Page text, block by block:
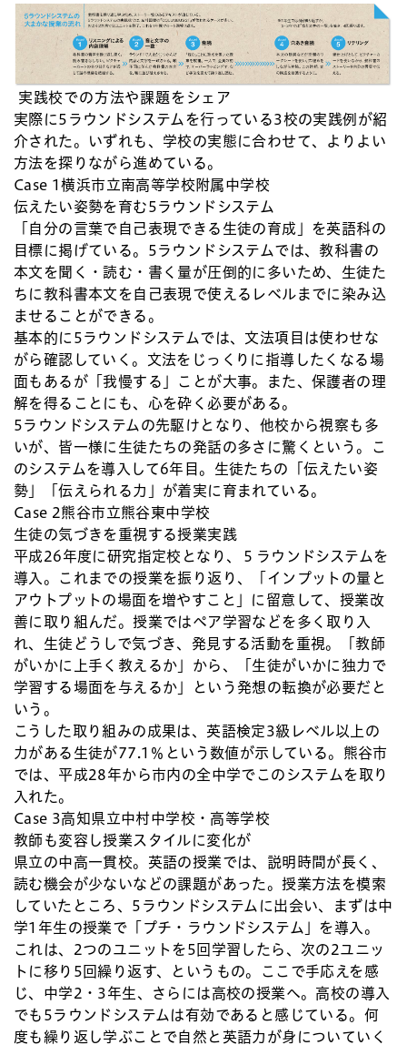
実践校での方法や課題をシェア
実際に5ラウンドシステムを行っている3校の実践例が紹
介された。いずれも、学校の実態に合わせて、よりよい
方法を探りながら進めている。
Case 1横浜市立南高等学校附属中学校
伝えたい姿勢を育む5ラウンドシステム
「自分の言葉で自己表現できる生徒の育成」を英語科の
目標に掲げている。5ラウンドシステムでは、教科書の
本文を聞く・読む・書く量が圧倒的に多いため、生徒た
ちに教科書本文を自己表現で使えるレベルまでに染み込
ませることができる。
基本的に5ラウンドシステムでは、文法項目は使わせな
がら確認していく。文法をじっくりに指導したくなる場
面もあるが「我慢する」ことが大事。また、保護者の理
解を得ることにも、心を砕く必要がある。
5ラウンドシステムの先駆けとなり、他校から視察も多
いが、皆一様に生徒たちの発話の多さに驚くという。こ
のシステムを導入して6年目。生徒たちの「伝えたい姿
勢」「伝えられる力」が着実に育まれている。
Case 2熊谷市立熊谷東中学校
生徒の気づきを重視する授業実践
平成26年度に研究指定校となり、５ラウンドシステムを
導入。これまでの授業を振り返り、「インプットの量と
アウトプットの場面を増やすこと」に留意して、授業改
善に取り組んだ。授業ではペア学習などを多く取り入
れ、生徒どうしで気づき、発見する活動を重視。「教師
がいかに上手く教えるか」から、「生徒がいかに独力で
学習する場面を与えるか」という発想の転換が必要だと
いう。
こうした取り組みの成果は、英語検定3級レベル以上の
力がある生徒が77.1％という数値が示している。熊谷市
では、平成28年から市内の全中学でこのシステムを取り
入れた。
Case 3高知県立中村中学校・高等学校
教師も変容し授業スタイルに変化が
県立の中高一貫校。英語の授業では、説明時間が長く、
読む機会が少ないなどの課題があった。授業方法を模索
していたところ、5ラウンドシステムに出会い、まずは中
学1年生の授業で「プチ・ラウンドシステム」を導入。
これは、2つのユニットを5回学習したら、次の2ユニッ
トに移り5回繰り返す、というもの。ここで手応えを感
じ、中学2・3年生、さらには高校の授業へ。高校の導入
でも5ラウンドシステムは有効であると感じている。何
度も繰り返し学ぶことで自然と英語力が身についていく